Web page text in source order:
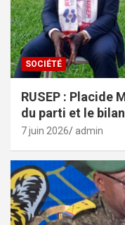
SOCIÉTÉ
RUSEP : Placide
du parti et le bilan
7 juin 2026 admin